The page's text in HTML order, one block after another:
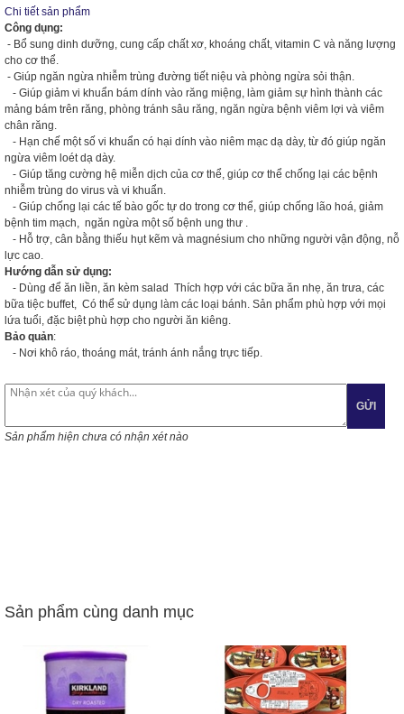
Chi tiết sản phẩm
Công dụng:
- Bổ sung dinh dưỡng, cung cấp chất xơ, khoáng chất, vitamin C và năng lượng
cho cơ thể.
- Giúp ngăn ngừa nhiễm trùng đường tiết niệu và phòng ngừa sỏi thận.
- Giúp giảm vi khuẩn bám dính vào răng miệng, làm giảm sự hình thành các
mảng bám trên răng, phòng tránh sâu răng, ngăn ngừa bệnh viêm lợi và viêm
chân răng.
- Hạn chế một số vi khuẩn có hại dính vào niêm mạc dạ dày, từ đó giúp ngăn
ngừa viêm loét dạ dày.
- Giúp tăng cường hệ miễn dịch của cơ thể, giúp cơ thể chống lại các bệnh
nhiễm trùng do virus và vi khuẩn.
- Giúp chống lại các tế bào gốc tự do trong cơ thể, giúp chống lão hoá, giảm
bệnh tim mạch, ngăn ngừa một số bệnh ung thư .
- Hỗ trợ, cân bằng thiếu hụt kẽm và magnésium cho những người vận động, nỗ
lực cao.
Hướng dẫn sử dụng:
- Dùng để ăn liền, ăn kèm salad Thích hợp với các bữa ăn nhẹ, ăn trưa, các
bữa tiệc buffet, Có thể sử dụng làm các loại bánh. Sản phẩm phù hợp với mọi
lứa tuổi, đặc biệt phù hợp cho người ăn kiêng.
Bảo quản:
- Nơi khô ráo, thoáng mát, tránh ánh nắng trực tiếp.
GỬI
Sản phẩm hiện chưa có nhận xét nào
Sản phẩm cùng danh mục